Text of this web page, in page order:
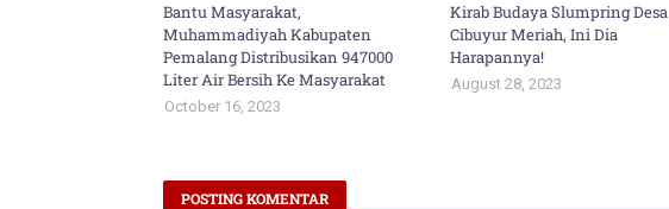
Bantu Masyarakat,
Muhammadiyah Kabupaten
Pemalang Distribusikan 947000
Liter Air Bersih Ke Masyarakat
October 16, 2023
Kirab Budaya Slumpring Desa
Cibuyur Meriah, Ini Dia
Harapannya!
August 28, 2023
POSTING KOMENTAR